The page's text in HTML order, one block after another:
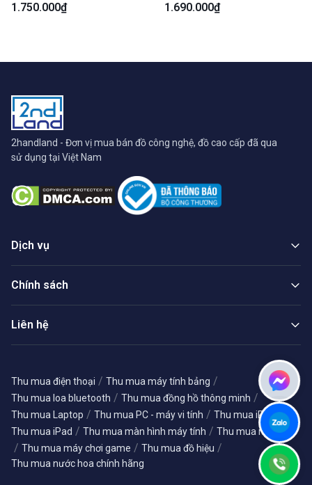
1.750.000₫ 1.690.000₫
2handland - Đơn vị mua bán đồ công nghệ, đồ cao cấp đã qua
sử dụng tại Việt Nam
Dịch vụ
Chính sách
Liên hệ
Thu mua điện thoại / Thu mua máy tính bảng /
Thu mua loa bluetooth / Thu mua đồng hồ thông minh /
Thu mua Laptop / Thu mua PC - máy vi tính / Thu mua iPhone /
Thu mua iPad / Thu mua màn hình máy tính / Thu mua máy ảnh
/ Thu mua máy chơi game / Thu mua đồ hiệu /
Thu mua nước hoa chính hãng